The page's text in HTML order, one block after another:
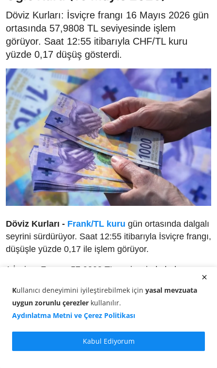
Döviz Kurları: İsviçre frangı 16 Mayıs 2026 gün
ortasında 57,9808 TL seviyesinde işlem
görüyor. Saat 12:55 itibarıyla CHF/TL kuru
yüzde 0,17 düşüş gösterdi.
Döviz Kurları - Frank/TL kuru gün ortasında dalgalı
seyrini sürdürüyor. Saat 12:55 itibarıyla İsviçre frangı,
düşüşle yüzde 0,17 ile işlem görüyor.
1 İsviçre Frangı, 57,9808 TL seviyesinde bulunuyor.
Bu saatlerde döviz piyasasında:
Frank alış fiyatı:
Frank satış fiyatı:57,9808 TL
Güncel Frank Karşılıkları (16 Mayıs
Kullanıcı deneyimini iyileştirebilmek için yasal mevzuata
uygun zorunlu çerezler kullanılır.
Aydınlatma Metni ve Çerez Politikası
Kabul Ediyorum